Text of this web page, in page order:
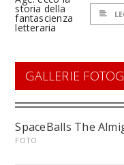
GALLERIE
SpaceBalls The
FOTO